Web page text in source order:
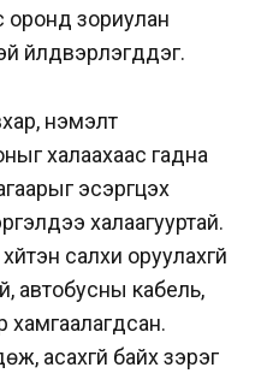
оронд зориулан
үйлдвэрлэгддэг.
нэмэлт
халаахаас гадна
эсэргүүцэх
халаагууртай.
салхи оруулахгүй
автобусны кабель,
хамгаалагдсан.
асахгүй байх зэрэг